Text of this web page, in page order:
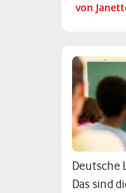
von
Deutsche
Das sind